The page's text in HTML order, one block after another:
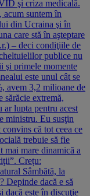
şi criza medicală.
acum suntem în
din Ucraina şi în
care stă în aşteptare
– deci condiţiile de
publice nu
şi primele momente
este unul cât se
avem 3,2 milioane de
sărăcie extremă,
ar lupta pentru acest
ministru. Eu susţin
că tot ceea ce
trebuie să fie
mai mare dinamică a
Crețu:
Sâmbătă, la
Depinde dacă e să
dacă este în discuţie